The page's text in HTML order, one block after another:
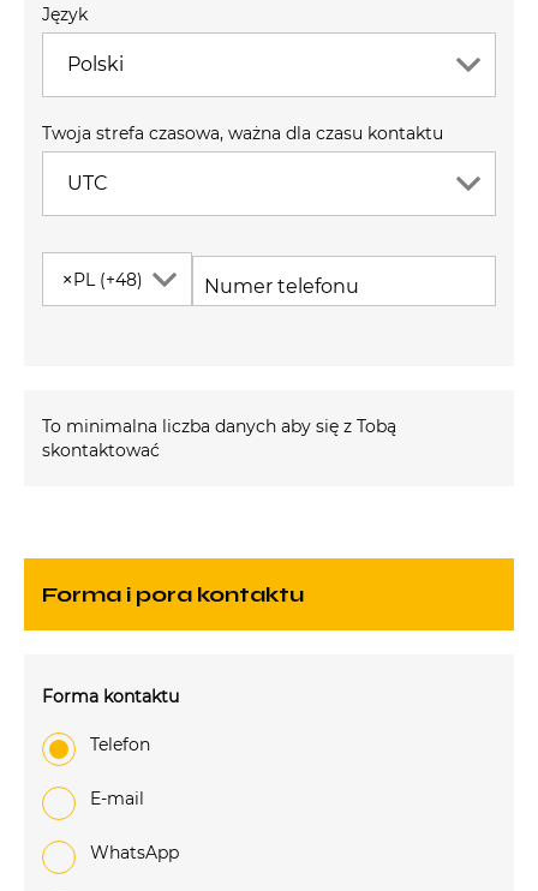
Polski
Język
UTC
Twoja strefa czasowa, ważna dla czasu kontaktu
×PL (+48) Numer telefonu
To minimalna liczba danych aby się z Tobą
skontaktować
Forma i pora kontaktu
Forma kontaktu
Telefon
e-mail
WhatsApp